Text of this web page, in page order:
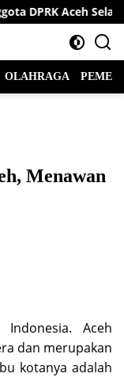
DPRK Aceh
OLAHRAGA
Menawan
Aceh
dan merupakan
kotanya adalah